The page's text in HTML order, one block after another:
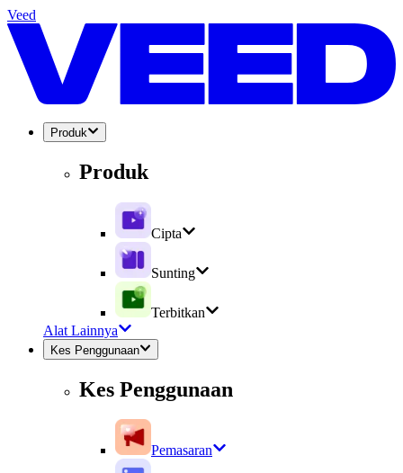
Veed
Produk
Produk
Cipta
Sunting
Terbitkan
Alat Lainnya
Kes Penggunaan
Kes Penggunaan
Pemasaran